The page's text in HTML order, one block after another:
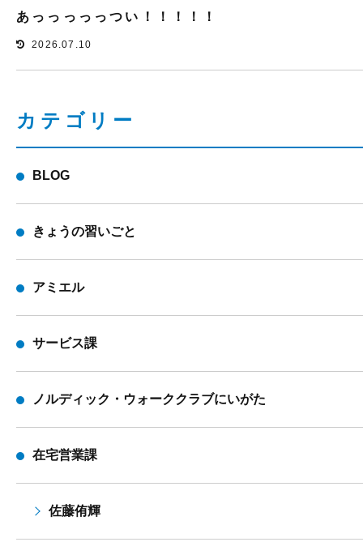
あっっっっっつい！！！！！
2026.07.10
カテゴリー
BLOG
きょうの習いごと
アミエル
サービス課
ノルディック・ウォーククラブにいがた
在宅営業課
佐藤侑輝